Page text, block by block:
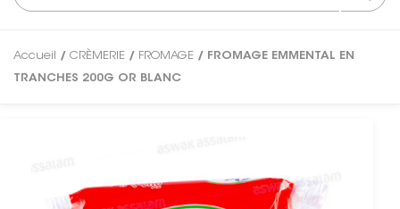
Accueil / CRÈMERIE / FROMAGE / FROMAGE EMMENTAL EN
TRANCHES 200G OR BLANC